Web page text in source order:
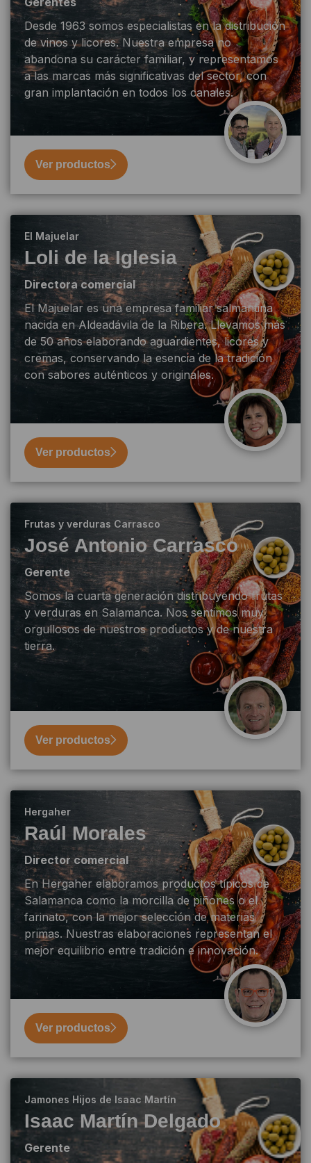
Desde 1963 somos especialistas en la distribución
de vinos y licores. Nuestra empresa no
abandona su carácter familiar, y representamos
a las marcas más significativas del sector, con
gran implantación en todos los canales.
Ver productos
El Majuelar
Loli de la Iglesia
Directora comercial
El Majuelar es una empresa familiar salmantina
nacida en Aldeadávila de la Ribera. Llevamos más
de 50 años elaborando aguardientes, licores y
cremas, conservando la esencia de la tradición
con sabores auténticos y originales.
Ver productos
Frutas y verduras Carrasco
José Antonio Carrasco
Gerente
Somos la cuarta generación distribuyendo frutas
y verduras en Salamanca. Nos sentimos muy
orgullosos de nuestros productos y de nuestra
tierra.
Ver productos
Hergaher
Raúl Morales
Director comercial
En Hergaher elaboramos productos típicos de
Salamanca como la morcilla de piñones o el
farinato, con la mejor selección de materias
primas. Nuestras elaboraciones representan el
mejor equilibrio entre tradición e innovación.
Ver productos
Jamones Hijos de Isaac Martín
Isaac Martín Delgado
Gerente